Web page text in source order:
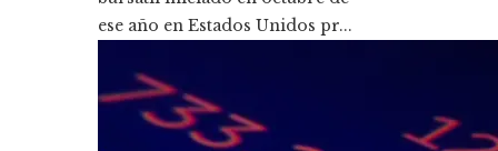
ese año en Estados Unidos pr...